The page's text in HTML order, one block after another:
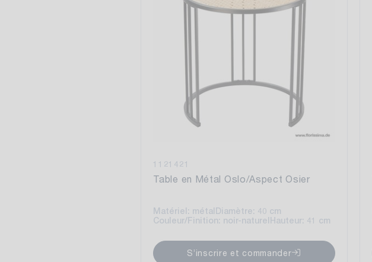
1121421
Table en Métal Oslo/Aspect Osier
Matériel: métal Diamètre: 40 cm
Couleur/Finition: noir-naturel Hauteur: 41 cm
S’inscrire et commander